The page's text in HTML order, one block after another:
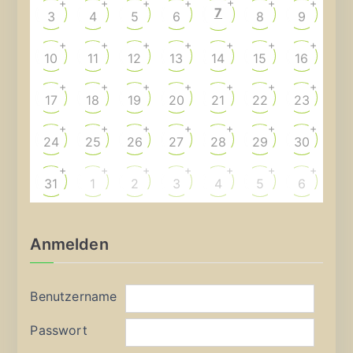
3
+
4
+
5
+
6
+
7 8
+
9
+
10
+
11
+
12
+
13
+
14
+
15
+
16
+
17
+
18
+
19
+
20
+
21
+
22
+
23
+
24
+
25
+
26
+
27
+
28
+
29
+
30
+
31
+
1
+
2
+
3
+
4
+
5
+
6
+
Anmelden
Benutzername
Passwort